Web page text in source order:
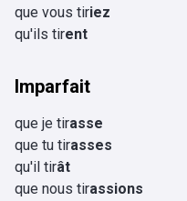
que vous tiriez
qu'ils tirent
Imparfait
que je tirasse
que tu tirasses
qu'il tirât
que nous tirassions